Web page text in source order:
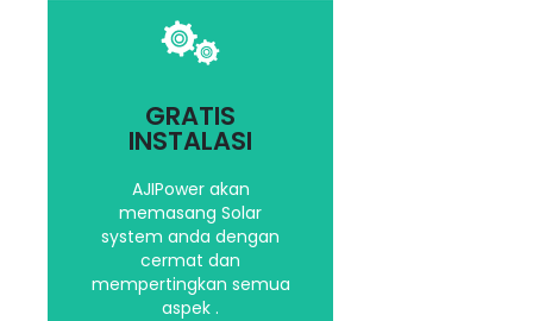
GRATIS
INSTALASI
AJIPower akan
memasang Solar
system anda dengan
cermat dan
mempertingkan semua
aspek .
mempertimbangkan
segala aspek dalam
menginstalasi Solar
System Anda
Hubungi kami